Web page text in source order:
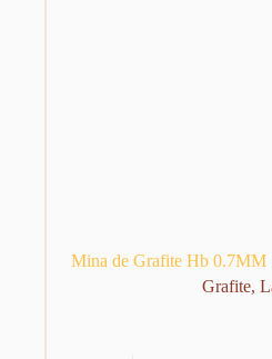
Mina de Grafite Hb 0.7MM
Grafite,